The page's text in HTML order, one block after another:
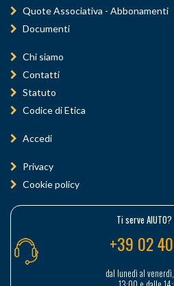
Quote Associativa - Abbonamenti
Documenti
Chi siamo
Contatti
Statuto
Codice di Etica
Accedi
Privacy
Cookie policy
Ti serve
+39 02
dal lunedì al